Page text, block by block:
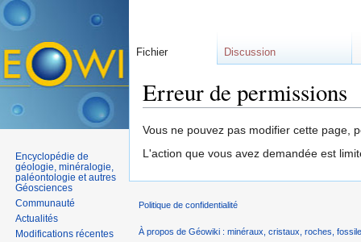
Erreur de permissions
Vous ne pouvez pas modifier cette page,
L'action que vous avez demandée est
Fichier Discussion
Encyclopédie de
géologie, minéralogie,
paléontologie et autres
Géosciences
Communauté
Actualités
Modifications récentes
Politique de confidentialité
À propos de Géowiki : minéraux, cristaux, roches,